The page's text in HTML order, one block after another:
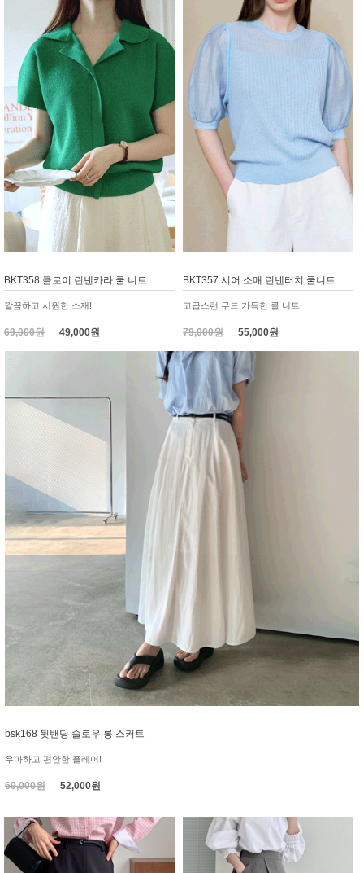
BKT358 클로이 린넨카라 쿨 니트
깔끔하고 시원한 소재!
69,000원49,000원
BKT357 시어 소매 린넨터치 쿨니트
고급스런 무드 가득한 쿨 니트
79,000원55,000원
bsk168 뒷밴딩 슬로우 롱 스커트
우아하고 편안한 플레어!
69,000원 52,000원